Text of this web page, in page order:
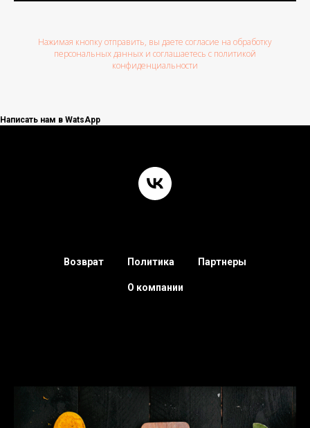
Нажимая кнопку отправить, вы даете согласие на обработку
персональных данных и соглашаетесь c политикой
конфиденциальности
Написать нам в WatsApp
Возврат Политика Партнеры
О компании